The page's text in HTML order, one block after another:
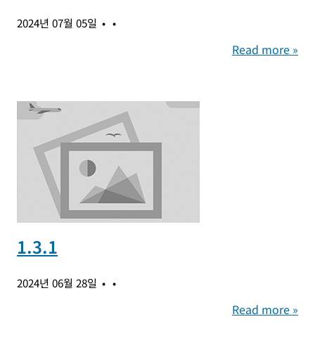
2024년 07월 05일
Read more »
1.3.1
2024년 06월 28일
Read more »